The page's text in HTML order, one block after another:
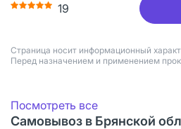
19
Страница носит информационный
Перед назначением и применением
Посмотреть все
Самовывоз в Брянской